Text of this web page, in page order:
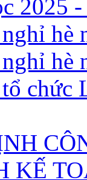
2025
hè
hè
chức
KẾ